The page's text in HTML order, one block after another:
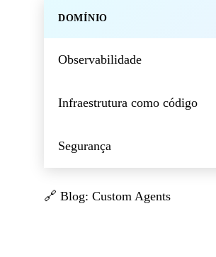
DOMÍNIO
Observabilidade
Infraestrutura como código
Segurança
🔗 Blog: Custom Agents